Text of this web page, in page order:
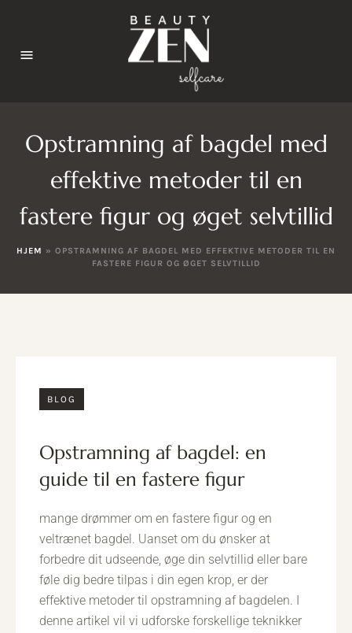
Opstramning af bagdel med
effektive metoder til en
fastere figur og øget selvtillid
HJEM » OPSTRAMNING AF BAGDEL MED EFFEKTIVE METODER TIL EN
FASTERE FIGUR OG ØGET SELVTILLID
BLOG
opstramning af bagdel: en
guide til en fastere figur
mange drømmer om en fastere figur og en
veltrænet bagdel. Uanset om du ønsker at
forbedre dit udseende, øge din selvtillid eller bare
føle dig bedre tilpas i din egen krop, er der
effektive metoder til opstramning af bagdelen. I
denne artikel vil vi udforske forskellige teknikker